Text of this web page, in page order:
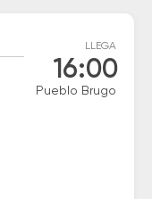
LLEGA
16:00
Pueblo Brugo